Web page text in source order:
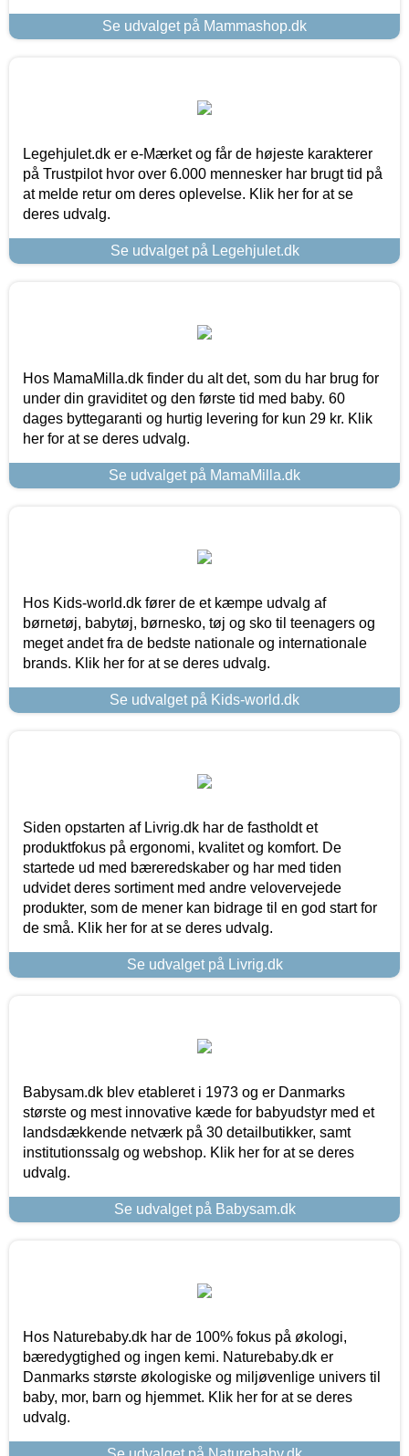
Se udvalget på Mammashop.dk
Legehjulet.dk er e-Mærket og får de højeste karakterer
på Trustpilot hvor over 6.000 mennesker har brugt tid på
at melde retur om deres oplevelse. Klik her for at se
deres udvalg.
Se udvalget på Legehjulet.dk
Hos MamaMilla.dk finder du alt det, som du har brug for
under din graviditet og den første tid med baby. 60
dages byttegaranti og hurtig levering for kun 29 kr. Klik
her for at se deres udvalg.
Se udvalget på MamaMilla.dk
Hos Kids-world.dk fører de et kæmpe udvalg af
børnetøj, babytøj, børnesko, tøj og sko til teenagers og
meget andet fra de bedste nationale og internationale
brands. Klik her for at se deres udvalg.
Se udvalget på Kids-world.dk
Siden opstarten af Livrig.dk har de fastholdt et
produktfokus på ergonomi, kvalitet og komfort. De
startede ud med bæreredskaber og har med tiden
udvidet deres sortiment med andre velovervejede
produkter, som de mener kan bidrage til en god start for
de små. Klik her for at se deres udvalg.
Se udvalget på Livrig.dk
Babysam.dk blev etableret i 1973 og er Danmarks
største og mest innovative kæde for babyudstyr med et
landsdækkende netværk på 30 detailbutikker, samt
institutionssalg og webshop. Klik her for at se deres
udvalg.
Se udvalget på Babysam.dk
Hos Naturebaby.dk har de 100% fokus på økologi,
bæredygtighed og ingen kemi. Naturebaby.dk er
Danmarks største økologiske og miljøvenlige univers til
baby, mor, barn og hjemmet. Klik her for at se deres
udvalg.